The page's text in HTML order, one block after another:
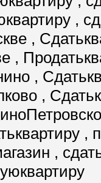
,
,
,
,
,
,